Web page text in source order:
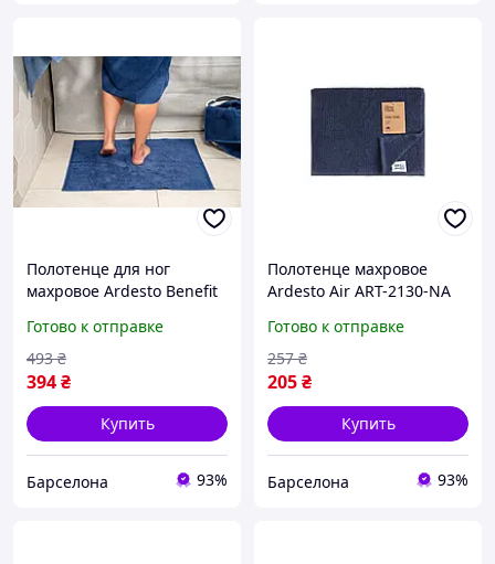
Полотенце для ног
махровое Ardesto Benefit
темно-синее barca
Готово к отправке
394₴
493 ₴
Купить
Барселона 93%
Полотенце махровое
Ardesto Air ART-2130-NA
Готово к отправке
205₴
257 ₴
Купить
Барселона 93%